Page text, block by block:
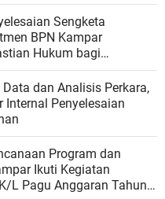
Sengketa
BPN Kampar
Hukum bagi
dan Analisis Perkara,
Internal Penyelesaian
Program dan
Ikuti Kegiatan
L Pagu Anggaran Tahun